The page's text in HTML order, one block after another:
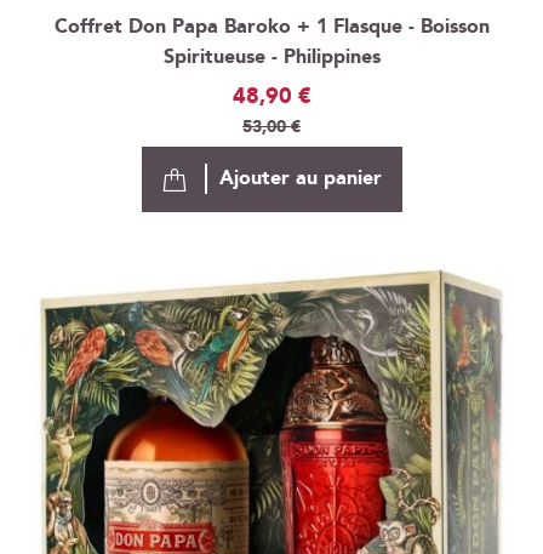
Coffret Don Papa Baroko + 1 Flasque - Boisson
Spiritueuse - Philippines
Prix
Spécial
48,90 €
53,00 €
Ajouter au panier